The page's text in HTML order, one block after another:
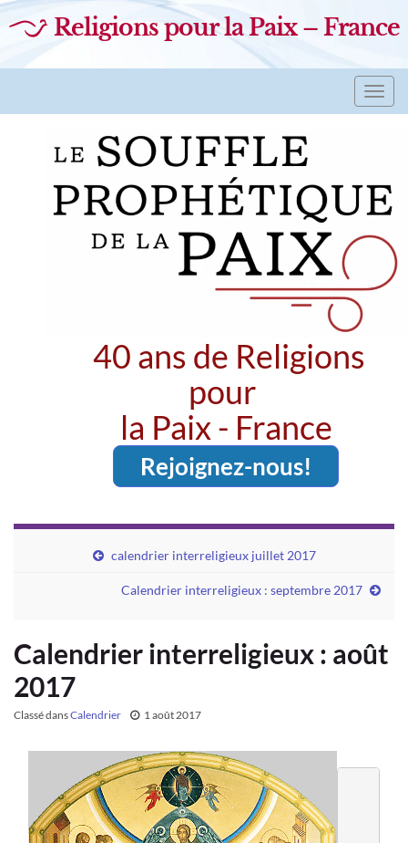
Religions pour la Paix – France
40 ans de Religions
pour
la Paix - France
Rejoignez-nous!
calendrier interreligieux juillet 2017
Calendrier interreligieux : septembre 2017
Calendrier interreligieux : août
2017
Classé dansCalendrier 1 août 2017